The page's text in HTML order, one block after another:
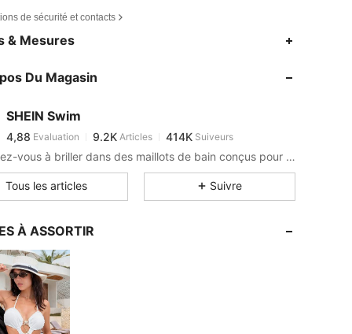
de sécurité et contacts
& Mesures
Du Magasin
SHEIN Swim
4,88 9.2K
4,88
d***aest en train de naviguer
4,88
9.2K
414K
4,88
Préparez-vous à briller dans des maillots de bain conçus pour s'adapter à toutes les vibes !
Tous les articles Suivre
À ASSORTIR